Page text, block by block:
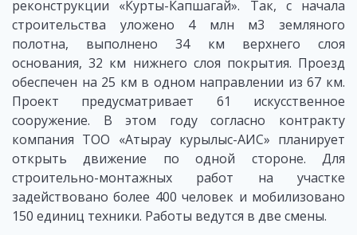
реконструкции «Курты-Капшагай». Так, с начала
строительства уложено 4 млн м3 земляного
полотна, выполнено 34 км верхнего слоя
основания, 32 км нижнего слоя покрытия. Проезд
обеспечен на 25 км в одном направлении из 67 км.
Проект предусматривает 61 искусственное
сооружение. В этом году согласно контракту
компания ТОО «Атырау курылыс-АИС» планирует
открыть движение по одной стороне. Для
строительно-монтажных работ на участке
задействовано более 400 человек и мобилизовано
150 единиц техники. Работы ведутся в две смены.